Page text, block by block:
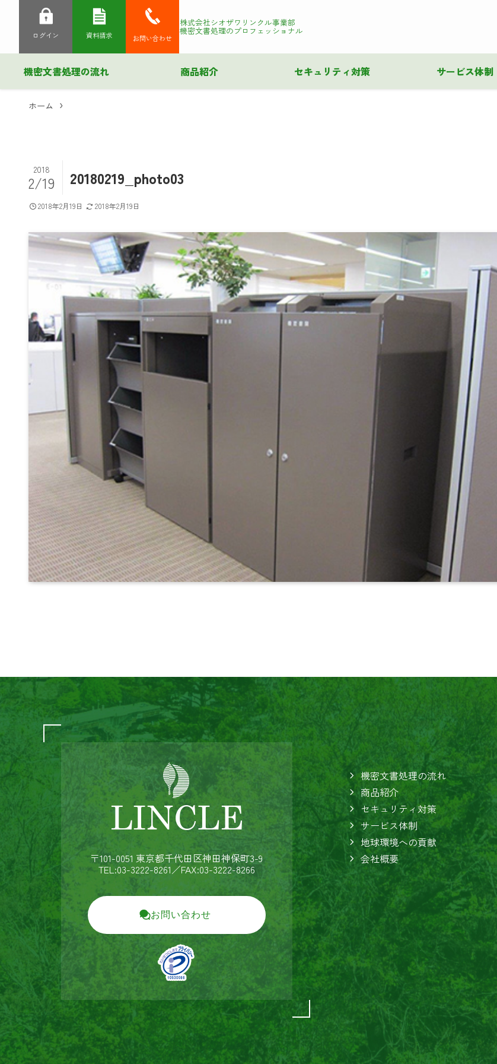
株式会社シオザワリンクル事業部
機密文書処理のプロフェッショナル
ログイン 資料請求 お問い合わせ
機密文書処理の流れ 商品紹介 セキュリティ対策 サービス体制
ホーム
20180219_photo03
2018
2/19
2018年2月19日 2018年2月19日
機密文書処理の流れ
商品紹介
セキュリティ対策
サービス体制
地球環境への貢献
会社概要
〒101-0051 東京都千代田区神田神保町3-9
TEL:03-3222-8261／FAX:03-3222-8266
お問い合わせ